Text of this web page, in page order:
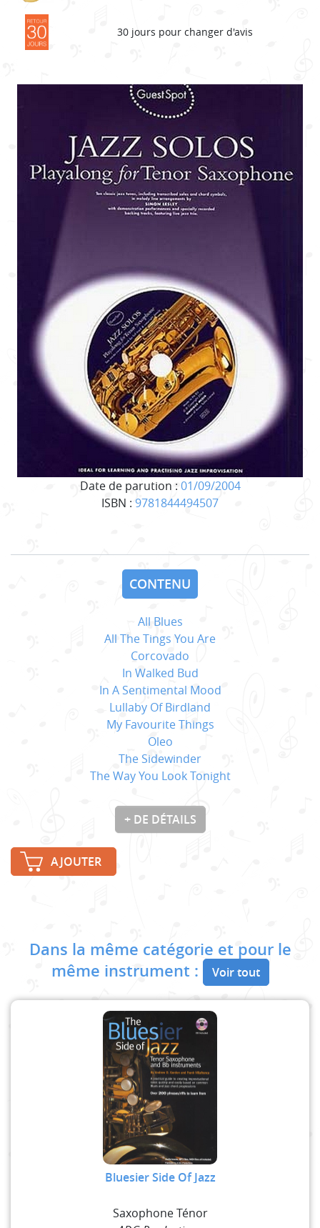
Date de parution : 01/09/2004
ISBN : 9781844494507
30 jours pour changer d'avis
CONTENU
All Blues
All The Tings You Are
Corcovado
In Walked Bud
In A Sentimental Mood
Lullaby Of Birdland
My Favourite Things
Oleo
The Sidewinder
The Way You Look Tonight
+ DE DÉTAILS
AJOUTER
Dans la même catégorie et pour le
même instrument :
Voir tout
Bluesier Side Of Jazz
Saxophone Ténor